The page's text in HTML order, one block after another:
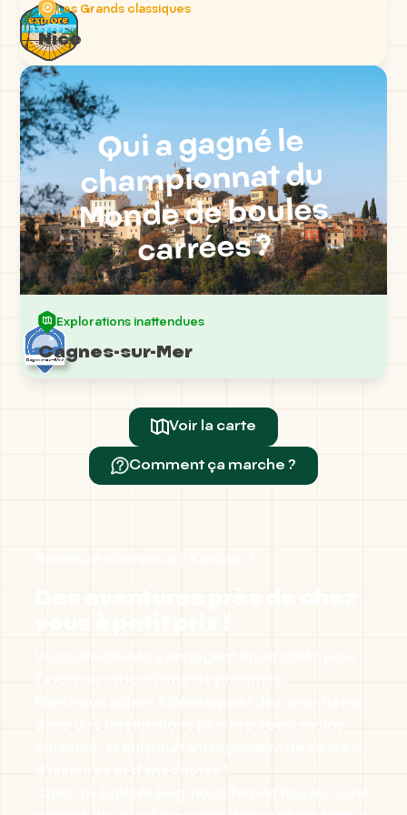
un public plus large; le tout en tendant vers une
activité la plus respectueuse possible de
l’environnement.
Les Grands classiques
Nice
Qui a gagné le
championnat du
Monde de boules
carrées ?
Explorations inattendues
Cagnes-sur-Mer
Voir la carte
Comment ça marche ?
Aventure soutenue ? Kesako ?
Des aventures près de chez
vous à petit prix !
Vos collectivités s’engagent à nos côtés pour
favoriser un tourisme de proximité.
Elles nous aident à développer des aventures
dans des destinations plus reculées, moins
connues, et qui pourtant regorgent de secrets,
d’histoires et d’anecdotes !
Chez my Explore Bag, nous ferons toujours une